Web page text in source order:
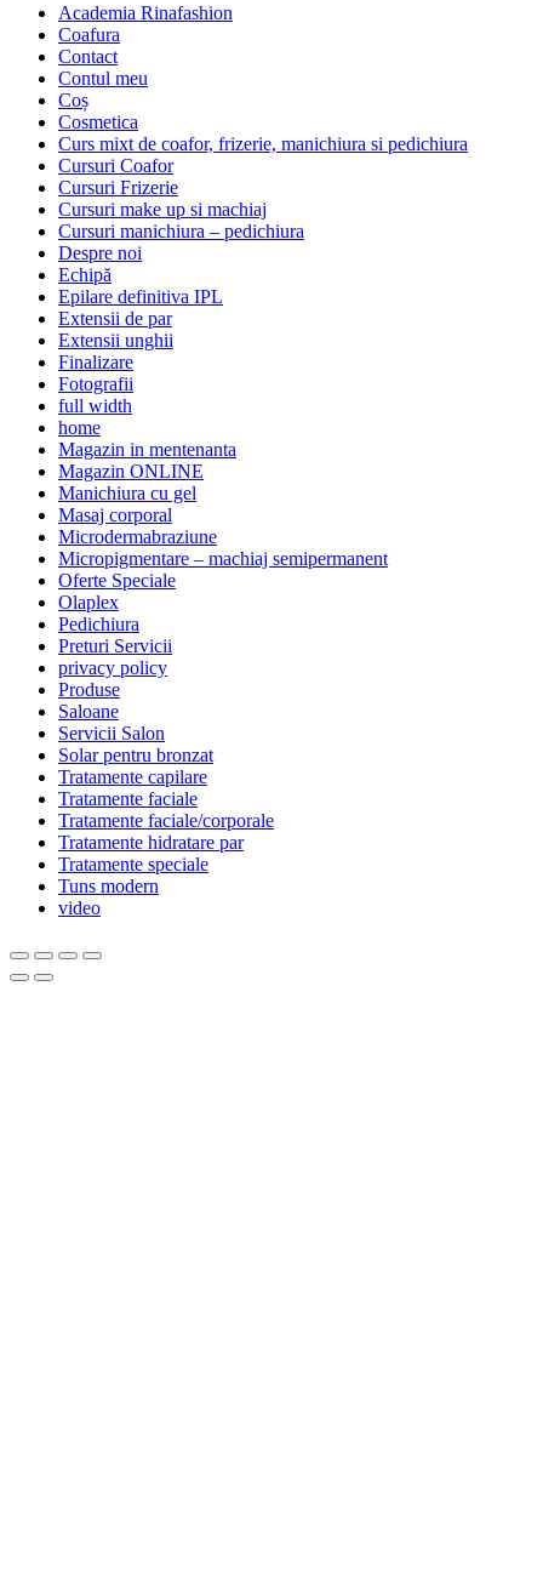
Academia Rinafashion
Coafura
Contact
Contul meu
Coș
Cosmetica
Curs mixt de coafor, frizerie, manichiura si pedichiura
Cursuri Coafor
Cursuri Frizerie
Cursuri make up si machiaj
Cursuri manichiura – pedichiura
Despre noi
Echipă
Epilare definitiva IPL
Extensii de par
Extensii unghii
Finalizare
Fotografii
full width
home
Magazin in mentenanta
Magazin ONLINE
Manichiura cu gel
Masaj corporal
Microdermabraziune
Micropigmentare – machiaj semipermanent
Oferte Speciale
Olaplex
Pedichiura
Preturi Servicii
privacy policy
Produse
Saloane
Servicii Salon
Solar pentru bronzat
Tratamente capilare
Tratamente faciale
Tratamente faciale/corporale
Tratamente hidratare par
Tratamente speciale
Tuns modern
video